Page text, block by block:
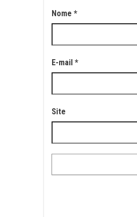
Nome *
E-mail *
Site